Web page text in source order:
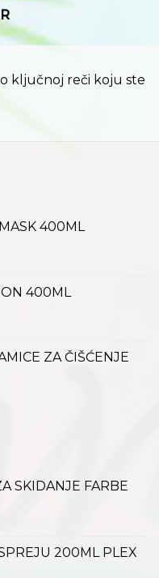
ključnoj reči koju ste
400ML
400ML
ZA ČIŠĆENJE
SKIDANJE FARBE
200ML PLEX